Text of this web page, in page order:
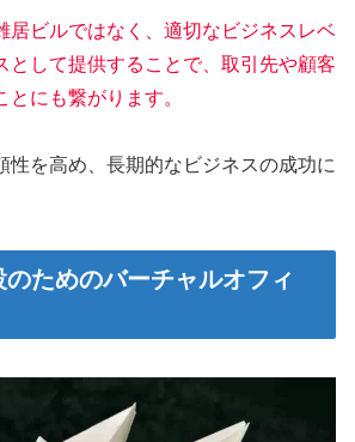
居ビルではなく、適切なビジネスレベ
として提供することで、取引先や顧客
にも繋がります。
性を高め、長期的なビジネスの成功に
ためのバーチャルオフィ